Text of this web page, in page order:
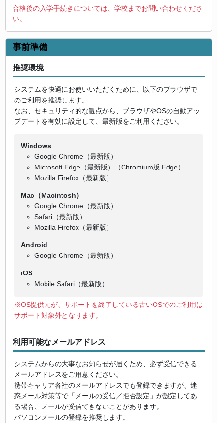
合格後の入学手続きについては、学校までお問い合わせくださ
い。
事前準備
推奨環境
システムを快適にお使いいただくために、以下のブラウザで
のご利用を推奨します。
なお、セキュリティ的な観点から、ブラウザやOSの自動アッ
プデートを有効に設定して、最新版をご利用ください。
Windows
Google Chrome（最新版）
Microsoft Edge（最新版）（Chromium版 Edge）
Mozilla Firefox（最新版）
Mac（Macintosh）
Google Chrome（最新版）
Safari（最新版）
Mozilla Firefox（最新版）
Android
Google Chrome（最新版）
iOS
Mobile Safari（最新版）
※OS提供元が、サポートを終了している古いOSでのご利用は
サポート対象外となります。
利用可能なメールアドレス
システムからの大事なお知らせが届くため、必ず受信できる
メールアドレスをご用意ください。
携帯キャリア各社のメールアドレスでも登録できますが、迷
惑メール対策等で「メールの受信／拒否設定」が設定してあ
る場合、メールが受信できないことがあります。
パソコンメールの登録を推奨します。